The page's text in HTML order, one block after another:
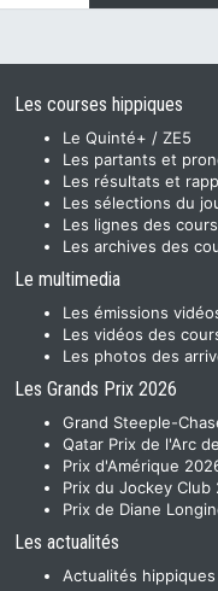
Les courses hippiques
Le Quinté+ / ZE5
Les partants et
Les résultats et
Les sélections du
Les lignes des
Les archives des
Le multimedia
Les émissions
Les vidéos des
Les photos des
Les Grands Prix 2026
Grand Steeple-
Qatar Prix de l'Arc
Prix d'Amérique
Prix du Jockey Club
Prix de Diane
Les actualités
Actualités hippiques